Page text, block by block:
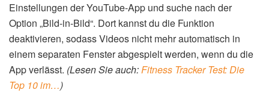
Einstellungen der YouTube-App und suche nach der
Option „Bild-in-Bild“. Dort kannst du die Funktion
deaktivieren, sodass Videos nicht mehr automatisch in
einem separaten Fenster abgespielt werden, wenn du die
App verlässt. (Lesen Sie auch:Fitness Tracker Test: Die
Top 10 im…)